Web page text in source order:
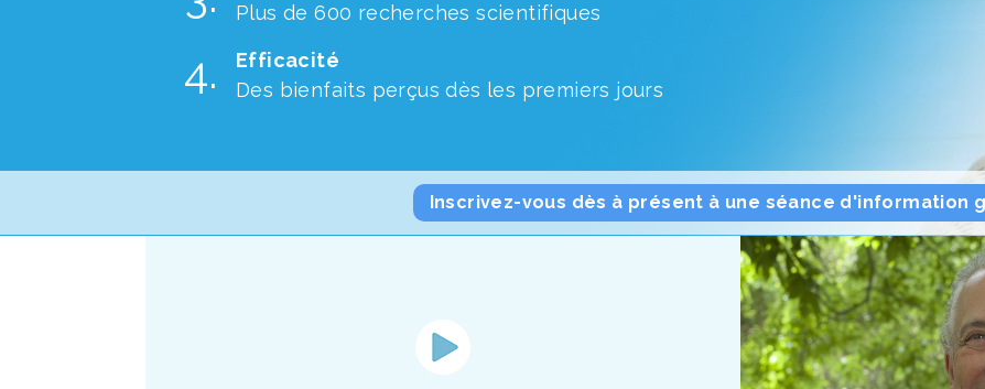
Plus de 600 recherches scientifiques
Efficacité
Des bienfaits perçus dès les premiers jours
Inscrivez-vous dès à présent à une séance d'information